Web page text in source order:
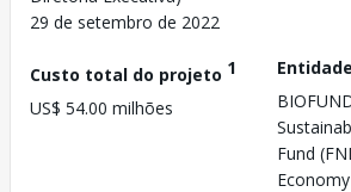
29 de setembro de 2022
Custo total do projeto 1
US$ 54.00 milhões
Fund